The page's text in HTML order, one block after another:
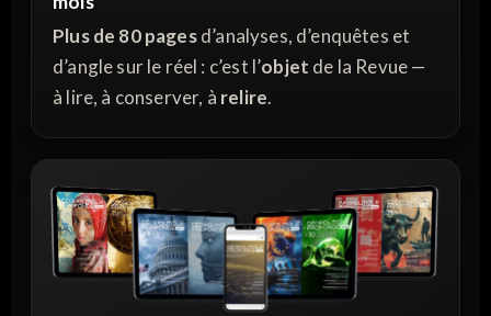
Plus de 80 pagesd’analyses, d’enquêtes et
d’angle sur le réel : c’est l’objet de la Revue —
à lire, à conserver, à relire.